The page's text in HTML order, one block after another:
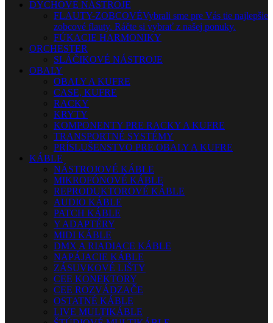
DYCHOVÉ NÁSTROJE
FLAUTY-ZOBCOVÉVybrali sme pre Vás tie najlepšie
zobcové flauty. Ráčte si vybrať z našej ponuky.
FÚKACIE HARMONIKY
ORCHESTER
SLÁČIKOVÉ NÁSTROJE
OBALY
OBALY A KUFRE
CASE, KUFRE
RACKY
KRYTY
KOMPONENTY PRE RACKY A KUFRE
TRANSPORTNÉ SYSTÉMY
PRÍSLUŠENSTVO PRE OBALY A KUFRE
KÁBLE
NÁSTROJOVÉ KÁBLE
MIKROFÓNOVÉ KÁBLE
REPRODUKTOROVÉ KÁBLE
AUDIO KÁBLE
PATCH KÁBLE
Y ADAPTÉRY
MIDI KÁBLE
DMX A RIADIACE KÁBLE
NAPÁJACIE KÁBLE
ZÁSUVKOVÉ LIŠTY
CEE KONEKTORY
CEE ROZVÁDZAČE
OSTATNÉ KÁBLE
LIVE MULTIKÁBLE